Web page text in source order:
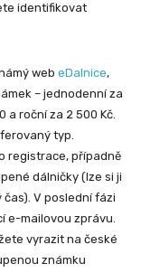
identifikovat
web eDalnice,
– jednodenní za
a roční za 2 500 Kč.
typ.
registrace, případně
dálničky (lze si ji
V poslední fázi
e-mailovou zprávu.
vyrazit na české
známku